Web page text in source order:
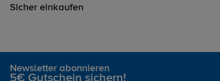
Sicher einkaufen
Newsletter abonnieren
5€ Gutschein sichern!